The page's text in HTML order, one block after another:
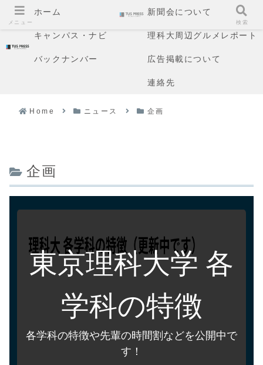
ホーム 新聞会について
キャンパス・ナビ 理科大周辺グルメレポート
バックナンバー 広告掲載について
連絡先
Home ニュース 企画
企画
東京理科大学 各
学科の特徴
各学科の特徴や先輩の時間割などを公開中で
す！
メニュー 検索